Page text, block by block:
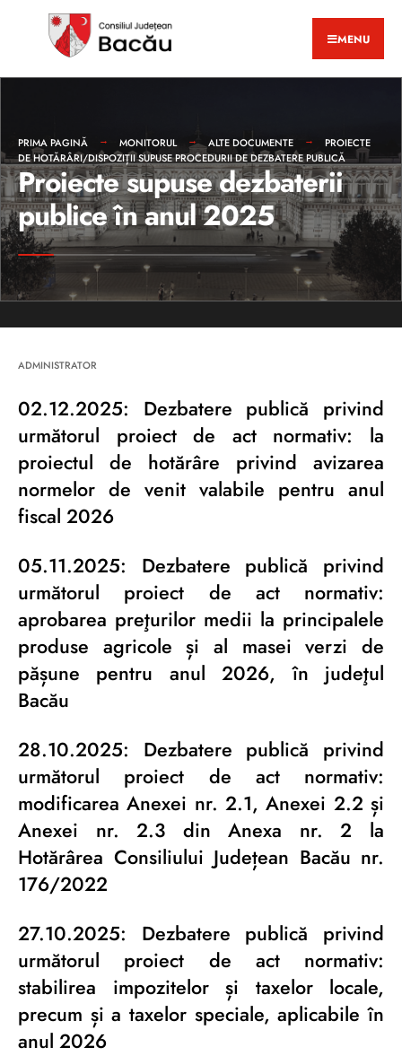
MENU
PRIMA PAGINĂ MONITORUL ALTE DOCUMENTE
PROIECTE
DE HOTĂRÂRI/DISPOZIȚII SUPUSE PROCEDURII DE DEZBATERE PUBLICĂ
Proiecte supuse dezbaterii
publice în anul 2025
ADMINISTRATOR
02.12.2025: Dezbatere publică privind
următorul proiect de act normativ: la
proiectul de hotărâre privind avizarea
normelor de venit valabile pentru anul
fiscal 2026
05.11.2025: Dezbatere publică privind
următorul proiect de act normativ:
aprobarea preţurilor medii la principalele
produse agricole și al masei verzi de
pășune pentru anul 2026, în judeţul
Bacău
28.10.2025: Dezbatere publică privind
următorul proiect de act normativ:
modificarea Anexei nr. 2.1, Anexei 2.2 și
Anexei nr. 2.3 din Anexa nr. 2 la
Hotărârea Consiliului Județean Bacău nr.
176/2022
27.10.2025: Dezbatere publică privind
următorul proiect de act normativ:
stabilirea impozitelor și taxelor locale,
precum și a taxelor speciale, aplicabile în
anul 2026